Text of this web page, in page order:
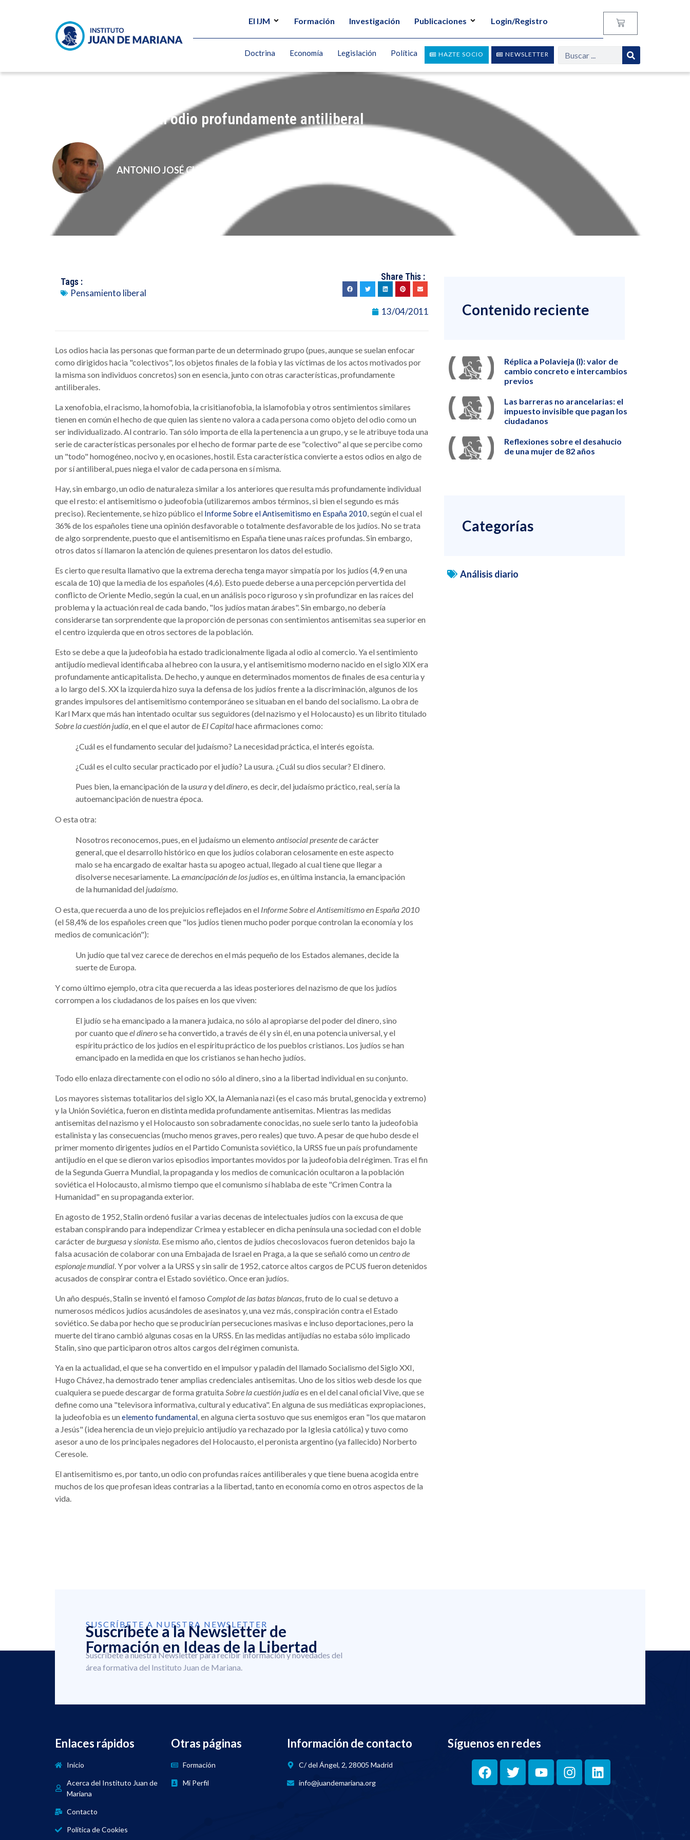
El IJM Formación Investigación Publicaciones Login/Registro
NEWSLETTER
HAZTE SOCIO
Doctrina Economía Legislación Política
Antisemitismo, un odio profundamente antiliberal
ANTONIO JOSÉ CHINCHETRU
Tags :
Pensamiento liberal
Share This :
13/04/2011
Los odios hacia las personas que forman parte de un determinado grupo (pues, aunque se suelan enfocar
como dirigidos hacia "colectivos", los objetos finales de la fobia y las víctimas de los actos motivados por
la misma son individuos concretos) son en esencia, junto con otras características, profundamente
antiliberales.
La xenofobia, el racismo, la homofobia, la crisitianofobia, la islamofobia y otros sentimientos similares
tienen en común el hecho de que quien las siente no valora a cada persona como objeto del odio como un
ser individualizado. Al contrario. Tan sólo importa de ella la pertenencia a un grupo, y se le atribuye toda una
serie de características personales por el hecho de formar parte de ese "colectivo" al que se percibe como
un "todo" homogéneo, nocivo y, en ocasiones, hostil. Esta característica convierte a estos odios en algo de
por sí antiliberal, pues niega el valor de cada persona en sí misma.
Hay, sin embargo, un odio de naturaleza similar a los anteriores que resulta más profundamente individual
que el resto: el antisemitismo o judeofobia (utilizaremos ambos términos, si bien el segundo es más
preciso). Recientemente, se hizo público el Informe Sobre el Antisemitismo en España 2010, según el cual el
36% de los españoles tiene una opinión desfavorable o totalmente desfavorable de los judíos. No se trata
de algo sorprendente, puesto que el antisemitismo en España tiene unas raíces profundas. Sin embargo,
otros datos sí llamaron la atención de quienes presentaron los datos del estudio.
Es cierto que resulta llamativo que la extrema derecha tenga mayor simpatía por los judíos (4,9 en una
escala de 10) que la media de los españoles (4,6). Esto puede deberse a una percepción pervertida del
conflicto de Oriente Medio, según la cual, en un análisis poco riguroso y sin profundizar en las raíces del
problema y la actuación real de cada bando, "los judíos matan árabes". Sin embargo, no debería
considerarse tan sorprendente que la proporción de personas con sentimientos antisemitas sea superior en
el centro izquierda que en otros sectores de la población.
Esto se debe a que la judeofobia ha estado tradicionalmente ligada al odio al comercio. Ya el sentimiento
antijudío medieval identificaba al hebreo con la usura, y el antisemitismo moderno nacido en el siglo XIX era
profundamente anticapitalista. De hecho, y aunque en determinados momentos de finales de esa centuria y
a lo largo del S. XX la izquierda hizo suya la defensa de los judíos frente a la discriminación, algunos de los
grandes impulsores del antisemitismo contemporáneo se situaban en el bando del socialismo. La obra de
Karl Marx que más han intentado ocultar sus seguidores (del nazismo y el Holocausto) es un librito titulado
Sobre la cuestión judía, en el que el autor de El Capitalhace afirmaciones como:
¿Cuál es el fundamento secular del judaísmo? La necesidad práctica, el interés egoísta.
¿Cuál es el culto secular practicado por el judío? La usura. ¿Cuál su dios secular? El dinero.
Pues bien, la emancipación de lausuray deldinero, es decir, del judaísmo práctico, real, sería la
autoemancipación de nuestra época.
O esta otra:
Nosotros reconocemos, pues, en el judaísmo un elemento antisocial presentede carácter
general, que el desarrollo histórico en que los judíos colaboran celosamente en este aspecto
malo se ha encargado de exaltar hasta su apogeo actual, llegado al cual tiene que llegar a
disolverse necesariamente. Laemancipación de los judíoses, en última instancia, la emancipación
de la humanidad del judaísmo.
O esta, que recuerda a uno de los prejuicios reflejados en el Informe Sobre el Antisemitismo en España 2010
(el 58,4% de los españoles creen que "los judíos tienen mucho poder porque controlan la economía y los
medios de comunicación"):
Un judío que tal vez carece de derechos en el más pequeño de los Estados alemanes, decide la
suerte de Europa.
Y como último ejemplo, otra cita que recuerda a las ideas posteriores del nazismo de que los judíos
corrompen a los ciudadanos de los países en los que viven:
El judío se ha emancipado a la manera judaica, no sólo al apropiarse del poder del dinero, sino
por cuanto queel dinerose ha convertido, a través de él y sin él, en una potencia universal, y el
espíritu práctico de los judíos en el espíritu práctico de los pueblos cristianos. Los judíos se han
emancipado en la medida en que los cristianos se han hecho judíos.
Todo ello enlaza directamente con el odio no sólo al dinero, sino a la libertad individual en su conjunto.
Los mayores sistemas totalitarios del siglo XX, la Alemania nazi (es el caso más brutal, genocida y extremo)
y la Unión Soviética, fueron en distinta medida profundamente antisemitas. Mientras las medidas
antisemitas del nazismo y el Holocausto son sobradamente conocidas, no suele serlo tanto la judeofobia
estalinista y las consecuencias (mucho menos graves, pero reales) que tuvo. A pesar de que hubo desde el
primer momento dirigentes judíos en el Partido Comunista soviético, la URSS fue un país profundamente
antijudío en el que se dieron varios episodios importantes movidos por la judeofobia del régimen. Tras el fin
de la Segunda Guerra Mundial, la propaganda y los medios de comunicación ocultaron a la población
soviética el Holocausto, al mismo tiempo que el comunismo sí hablaba de este "Crimen Contra la
Humanidad" en su propaganda exterior.
En agosto de 1952, Stalin ordenó fusilar a varias decenas de intelectuales judíos con la excusa de que
estaban conspirando para independizar Crimea y establecer en dicha península una sociedad con el doble
carácter deburguesaysionista. Ese mismo año, cientos de judíos checoslovacos fueron detenidos bajo la
falsa acusación de colaborar con una Embajada de Israel en Praga, a la que se señaló como uncentro de
espionaje mundial. Y por volver a la URSS y sin salir de 1952, catorce altos cargos de PCUS fueron detenidos
acusados de conspirar contra el Estado soviético. Once eran judíos.
Un año después, Stalin se inventó el famoso Complot de las batas blancas, fruto de lo cual se detuvo a
numerosos médicos judíos acusándoles de asesinatos y, una vez más, conspiración contra el Estado
soviético. Se daba por hecho que se producirían persecuciones masivas e incluso deportaciones, pero la
muerte del tirano cambió algunas cosas en la URSS. En las medidas antijudías no estaba sólo implicado
Stalin, sino que participaron otros altos cargos del régimen comunista.
Ya en la actualidad, el que se ha convertido en el impulsor y paladín del llamado Socialismo del Siglo XXI,
Hugo Chávez, ha demostrado tener amplias credenciales antisemitas. Uno de los sitios web desde los que
cualquiera se puede descargar de forma gratuitaSobre la cuestión judíaes en el del canal oficial Vive, que se
define como una "televisora informativa, cultural y educativa". En alguna de sus mediáticas expropiaciones,
la judeofobia es unelemento fundamental, en alguna cierta sostuvo que sus enemigos eran "los que mataron
a Jesús" (idea herencia de un viejo prejuicio antijudío ya rechazado por la Iglesia católica) y tuvo como
asesor a uno de los principales negadores del Holocausto, el peronista argentino (ya fallecido) Norberto
Ceresole.
El antisemitismo es, por tanto, un odio con profundas raíces antiliberales y que tiene buena acogida entre
muchos de los que profesan ideas contrarias a la libertad, tanto en economía como en otros aspectos de la
vida.
Contenido reciente
Réplica a Polavieja (I): valor de
cambio concreto e intercambios
previos
Las barreras no arancelarias: el
impuesto invisible que pagan los
ciudadanos
Reflexiones sobre el desahucio
de una mujer de 82 años
Categorías
Análisis diario
SUSCRÍBETE A NUESTRA NEWSLETTER
Suscríbete a la Newsletter de
Formación en Ideas de la Libertad
Suscríbete a nuestra Newsletter para recibir información y novedades del
área formativa del Instituto Juan de Mariana.
Enlaces rápidos
Inicio
Acerca del Instituto Juan de
Mariana
Contacto
Política de Cookies
Otras páginas
Formación
Mi Perfil
Información de contacto
C/ del Ángel, 2, 28005 Madrid
info@juandemariana.org
Síguenos en redes